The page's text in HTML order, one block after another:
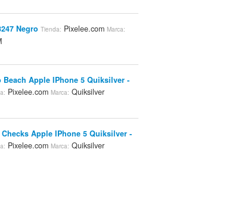
Negro Tienda: Pixelee.com Marca:
Beach Apple IPhone 5 Quiksilver -
Pixelee.com Marca: Quiksilver
Apple IPhone 5 Quiksilver -
Pixelee.com Marca: Quiksilver